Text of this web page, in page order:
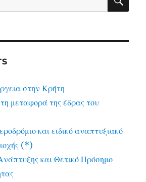
στην Κρήτη
μεταφορά της έδρας του
και ειδικό αναπτυξιακό
(*)
και Θετικό Πρόσημο